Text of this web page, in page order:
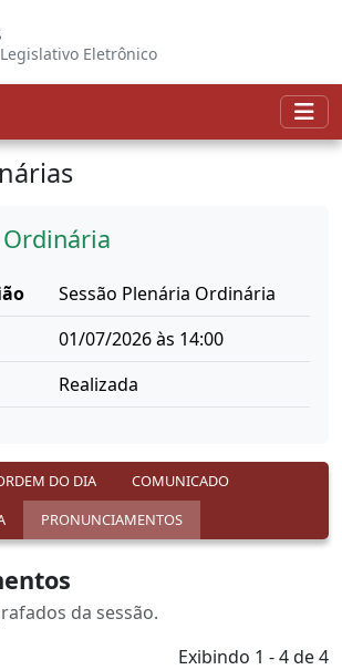
Eletrônico
Ordinária
Sessão Plenária Ordinária
01/07/2026 às 14:00
Realizada
DO DIA
COMUNICADO
PRONUNCIAMENTOS
da sessão.
Exibindo 1 - 4 de 4